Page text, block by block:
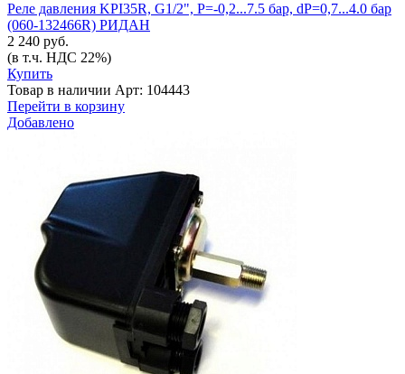
Реле давления KPI35R, G1/2", P=-0,2...7.5 бар, dP=0,7...4.0 бар
(060-132466R) РИДАН
2 240 руб.
(в т.ч. НДС 22%)
Купить
Товар в наличии Арт: 104443
Перейти в корзину
Добавлено